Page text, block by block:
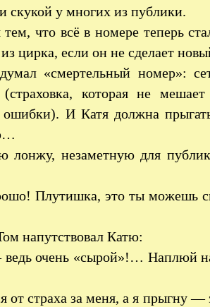
у многих из публики.
что всё в номере теперь
цирка, если он не сделает
«смертельный номер»:
(страховка, которая не
ошибки). И Катя должна
лонжу, незаметную для
Плутишка, это ты можешь
напутствовал Катю:
очень «сырой»!… Наплюй на
страха за меня, а я прыгну —